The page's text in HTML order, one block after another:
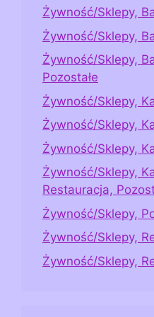
Żywność/Sklepy,
Żywność/Sklepy,
Żywność/Sklepy,
Pozostałe
Żywność/Sklepy,
Żywność/Sklepy,
Żywność/Sklepy,
Żywność/Sklepy,
Restauracja,
Żywność/Sklepy,
Żywność/Sklepy,
Żywność/Sklepy,